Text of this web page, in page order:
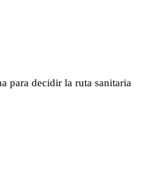
para decidir la ruta sanitaria